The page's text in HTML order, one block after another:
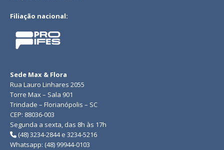
Filiação nacional:
Sede Max & Flora
Rua Lauro Linhares 2055
Torre Max – Sala 901
Trindade – Florianópolis – SC
CEP: 88036-003
Segunda a sexta, das 8h às 17h
(48) 3234-2844 e 3234-5216
Whatsapp: (48) 99944-0103